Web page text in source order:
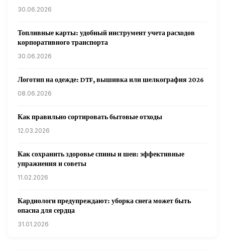
30.06.2026
Топливные карты: удобный инструмент учета расходов
корпоративного транспорта
30.06.2026
Логотип на одежде: DTF, вышивка или шелкография 2026
08.06.2026
Как правильно сортировать бытовые отходы
12.03.2026
Как сохранить здоровье спины и шеи: эффективные
упражнения и советы
11.02.2026
Кардиологи предупреждают: уборка снега может быть
опасна для сердца
31.01.2026